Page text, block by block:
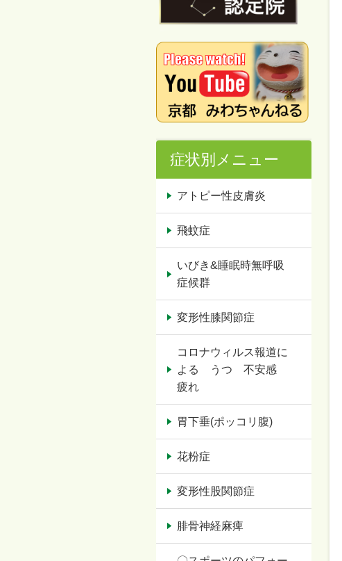
症状別メニュー
アトピー性皮膚炎
飛蚊症
いびき&睡眠時無呼吸
症候群
変形性膝関節症
コロナウィルス報道に
よる うつ 不安感
疲れ
胃下垂(ポッコリ腹)
花粉症
変形性股関節症
腓骨神経麻痺